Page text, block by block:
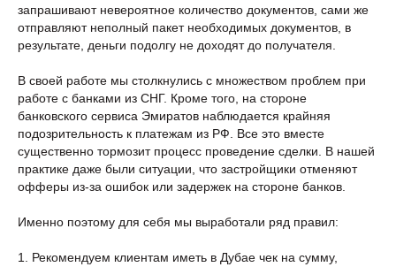
запрашивают невероятное количество документов, сами же
отправляют неполный пакет необходимых документов, в
результате, деньги подолгу не доходят до получателя.
В своей работе мы столкнулись с множеством проблем при
работе с банками из СНГ. Кроме того, на стороне
банковского сервиса Эмиратов наблюдается крайняя
подозрительность к платежам из РФ. Все это вместе
существенно тормозит процесс проведение сделки. В нашей
практике даже были ситуации, что застройщики отменяют
офферы из-за ошибок или задержек на стороне банков.
Именно поэтому для себя мы выработали ряд правил:
1. Рекомендуем клиентам иметь в Дубае чек на сумму,